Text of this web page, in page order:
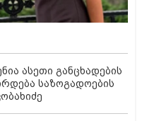
ასეთი განცხადების
საზოგადოების